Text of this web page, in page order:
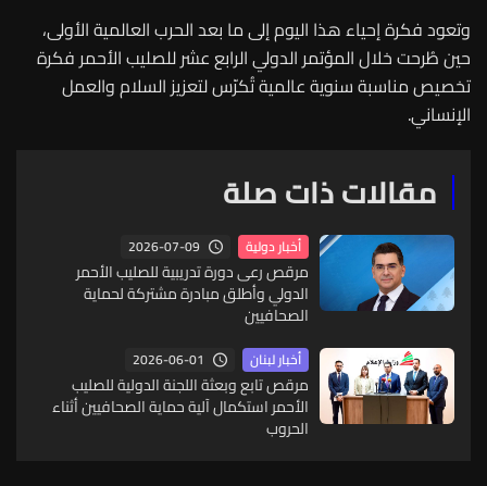
وتعود فكرة إحياء هذا اليوم إلى ما بعد الحرب العالمية الأولى،
حين طُرحت خلال المؤتمر الدولي الرابع عشر للصليب الأحمر فكرة
تخصيص مناسبة سنوية عالمية تُكرّس لتعزيز السلام والعمل
الإنساني.
مقالات ذات صلة
أخبار دولية 2026-07-09
مرقص رعى دورة تدريبية للصليب الأحمر
الدولي وأطلق مبادرة مشتركة لحماية
الصحافيين
أخبار لبنان 2026-06-01
مرقص تابع وبعثة اللجنة الدولية للصليب
الأحمر استكمال آلية حماية الصحافيين أثناء
الحروب